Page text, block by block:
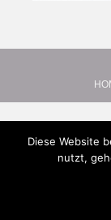
Diese Website
nutzt,